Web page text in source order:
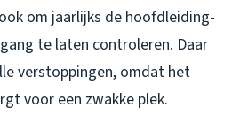
om jaarlijks de hoofdleiding-
te laten controleren. Daar
verstoppingen, omdat het
voor een zwakke plek.